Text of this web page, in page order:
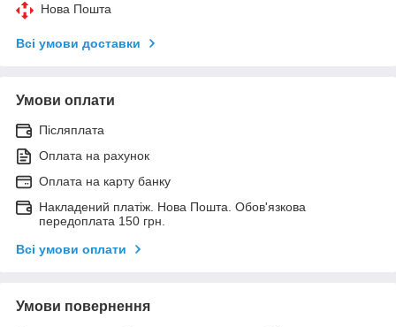
Нова Пошта
Всі умови доставки
Умови оплати
Післяплата
Оплата на рахунок
Оплата на карту банку
Накладений платіж. Нова Пошта. Обов'язкова
передоплата 150 грн.
Всі умови оплати
Умови повернення